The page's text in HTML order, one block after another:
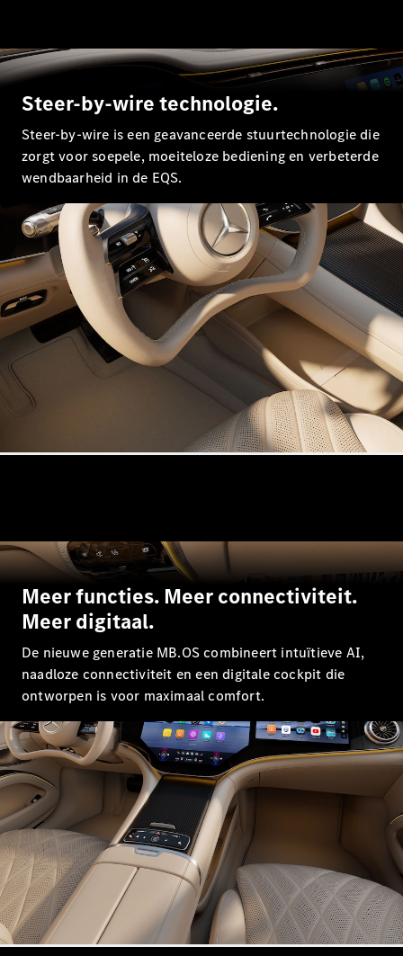
Alle SUVs
EQA
SUV
Elektrisch
SUV
Elektrisch
Mercedes-
Maybach
EQS SUV
Elektrisch
GLA
GLA
Nieuw
GLA Nieuw Elektrisch
GLB Elektrisch
GLB
GLC
Elektrisch
GLC
GLC Coupé
G-Klasse
Terreinwagen
Elektrisch
G-Klasse
Terreinwagen
Configurator
Mercedes-
Benz Store
Estate
Alle Estates
CLA
Shooting
Brake
Elektrisch
CLA
Shooting
Brake
Steer-by-wire technologie.
Steer-by-wire is een geavanceerde stuurtechnologie die
zorgt voor soepele, moeiteloze bediening en verbeterde
wendbaarheid in de EQS.
Meer functies. Meer connectiviteit.
Meer digitaal.
De nieuwe generatie MB.OS combineert intuïtieve AI,
naadloze connectiviteit en een digitale cockpit die
ontworpen is voor maximaal comfort.